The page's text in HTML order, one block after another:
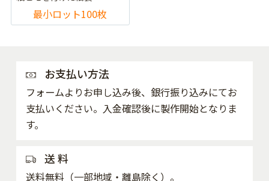
最小ロット100枚
お支払い方法
フォームよりお申し込み後、銀行振り込みにてお
支払いください。入金確認後に製作開始となりま
す。
送 料
送料無料（一部地域・離島除く）。